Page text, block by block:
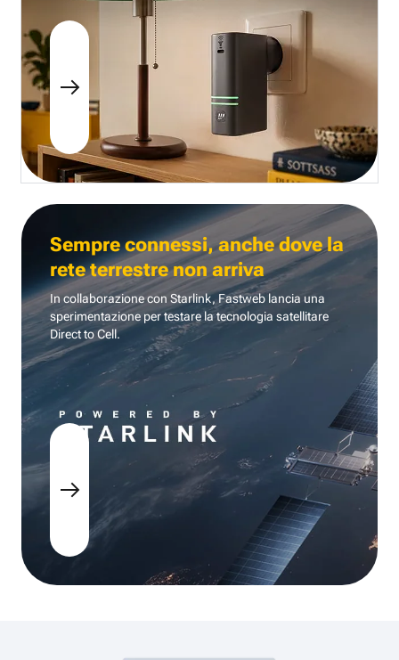
Sempre connessi, anche dove la
rete terrestre non arriva
In collaborazione con Starlink, Fastweb lancia una
sperimentazione per testare la tecnologia satellitare
Direct to Cell.